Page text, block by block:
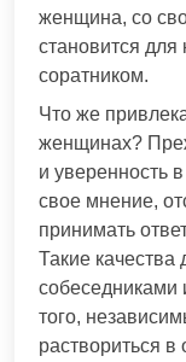
женщина, со
становится для
соратником.
Что же
женщинах?
и уверенность
свое мнение,
принимать
Такие
того,
раствориться